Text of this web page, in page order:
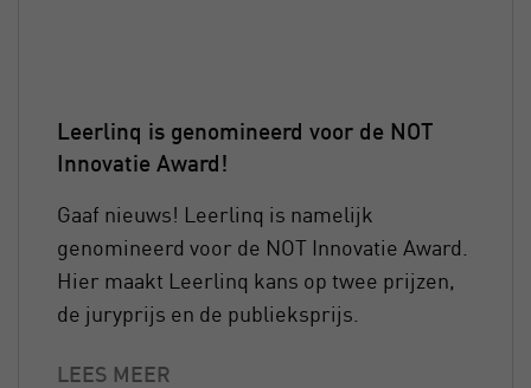
Leerlinq is genomineerd voor de NOT
Innovatie Award!
Gaaf nieuws! Leerlinq is namelijk
genomineerd voor de NOT Innovatie Award.
Hier maakt Leerlinq kans op twee prijzen,
de juryprijs en de publieksprijs.
LEES MEER